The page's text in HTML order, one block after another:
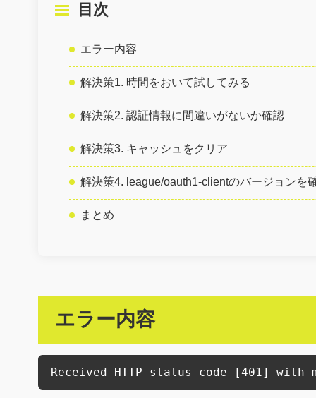
目次
エラー内容
解決策1. 時間をおいて試してみる
解決策2. 認証情報に間違いがないか確認
解決策3. キャッシュをクリア
解決策4. league/oauth1-clientのバージョンを
まとめ
エラー内容
Received HTTP status code [401]